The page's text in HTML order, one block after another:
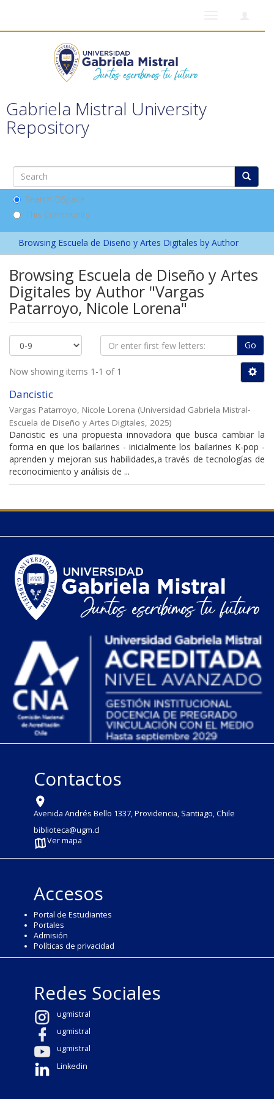
Gabriela Mistral University
Repository
Search DSpace
This Community
Browsing Escuela de Diseño y Artes Digitales by Author
Browsing Escuela de Diseño y Artes
Digitales by Author "Vargas
Patarroyo, Nicole Lorena"
Go
Now showing items 1-1 of 1
Dancistic
Vargas Patarroyo, Nicole Lorena (Universidad Gabriela Mistral-
Escuela de Diseño y Artes Digitales, 2025)
Dancistic es una propuesta innovadora que busca cambiar la
forma en que los bailarines - inicialmente los bailarines K-pop -
aprenden y mejoran sus habilidades,a través de tecnologías de
reconocimiento y análisis de ...
Contactos
Avenida Andrés Bello 1337, Providencia, Santiago, Chile
biblioteca@ugm.cl
Ver mapa
Accesos
Portal de Estudiantes
Portales
Admisión
Políticas de privacidad
Redes Sociales
ugmistral
ugmistral
ugmistral
Linkedin